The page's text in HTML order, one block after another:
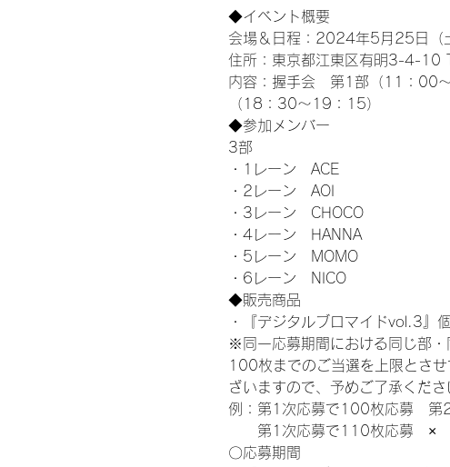
◆イベント概要
会場＆日程：2024年5月25日（
住所：東京都江東区有明3-4-10
内容：握手会　第1部（11：
（18：30～19：15）
◆参加メンバー
3部
・1レーン　ACE
・2レーン　AOI
・3レーン　CHOCO
・4レーン　HANNA
・5レーン　MOMO
・6レーン　NICO
◆販売商品
・『デジタルブロマイドvol.3
※同一応募期間における同じ部
100枚までのご当選を上限とさ
ざいますので、予めご了承くださ
例：第1次応募で100枚応募　
第1次応募で110枚応募　×
〇応募期間